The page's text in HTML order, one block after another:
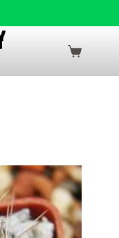
Shopping